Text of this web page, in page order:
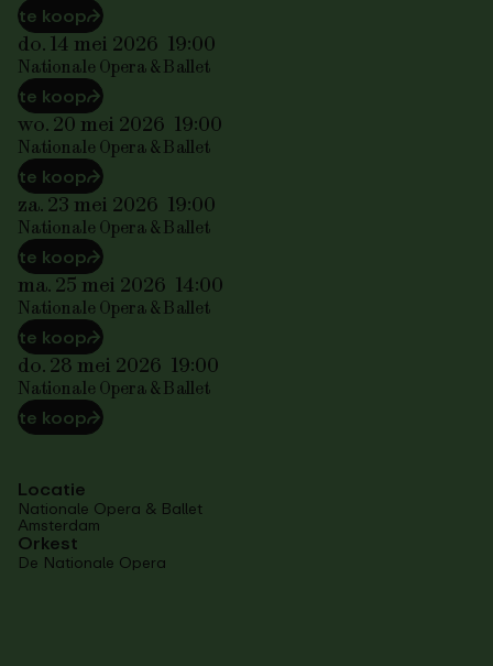
te koop⮫
do. 14 mei 2026 19:00
Nationale Opera & Ballet
te koop⮫
wo. 20 mei 2026 19:00
Nationale Opera & Ballet
te koop⮫
za. 23 mei 2026 19:00
Nationale Opera & Ballet
te koop⮫
ma. 25 mei 2026 14:00
Nationale Opera & Ballet
te koop⮫
do. 28 mei 2026 19:00
Nationale Opera & Ballet
te koop⮫
Locatie
Nationale Opera & Ballet
Amsterdam
Orkest
De Nationale Opera